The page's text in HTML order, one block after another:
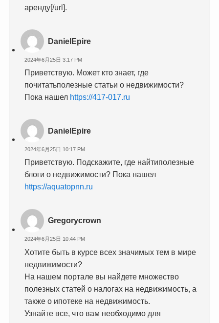
аренду[/url].
DanielEpire
2024年6月25日 3:17 PM
Приветствую. Может кто знает, где
почитатьполезные статьи о недвижимости?
Пока нашел https://417-017.ru
DanielEpire
2024年6月25日 10:17 PM
Приветствую. Подскажите, где найтиполезные
блоги о недвижимости? Пока нашел
https://aquatopnn.ru
Gregorycrown
2024年6月25日 10:44 PM
Хотите быть в курсе всех значимых тем в мире
недвижимости?
На нашем портале вы найдете множество
полезных статей о налогах на недвижимость, а
также о ипотеке на недвижимость.
Узнайте все, что вам необходимо для